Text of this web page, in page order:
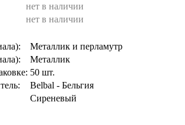
нет в наличии
нет в наличии
Металлик и перламутр
Металлик
50 шт.
Belbal - Бельгия
Сиреневый